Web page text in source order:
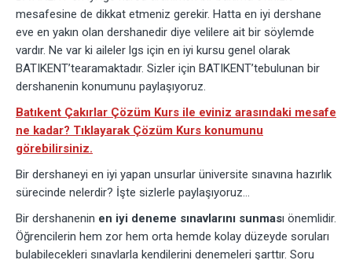
mesafesine de dikkat etmeniz gerekir. Hatta en iyi dershane
eve en yakın olan dershanedir diye velilere ait bir söylemde
vardır. Ne var ki aileler lgs için en iyi kursu genel olarak
BATIKENT’tearamaktadır. Sizler için BATIKENT’tebulunan bir
dershanenin konumunu paylaşıyoruz.
Batıkent Çakırlar Çözüm Kurs ile eviniz arasındaki mesafe
ne kadar? Tıklayarak Çözüm Kurs konumunu
görebilirsiniz.
Bir dershaneyi en iyi yapan unsurlar üniversite sınavına hazırlık
sürecinde nelerdir? İşte sizlerle paylaşıyoruz…
Bir dershanenin en iyi deneme sınavlarını sunması önemlidir.
Öğrencilerin hem zor hem orta hemde kolay düzeyde soruları
bulabilecekleri sınavlarla kendilerini denemeleri şarttır. Soru